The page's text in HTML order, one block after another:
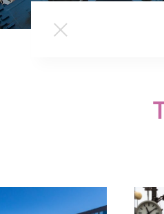
Retirer le filtre par